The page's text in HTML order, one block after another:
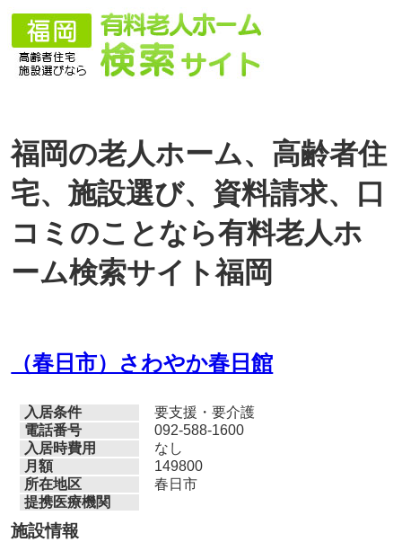
福岡の老人ホーム、高齢者住
宅、施設選び、資料請求、口
コミのことなら有料老人ホ
ーム検索サイト福岡
（春日市）さわやか春日館
入居条件
要支援・要介護
電話番号
092-588-1600
入居時費用
なし
月額
149800
所在地区
春日市
提携医療機関
施設情報